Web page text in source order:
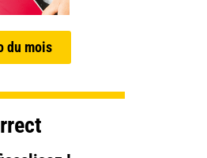
du mois